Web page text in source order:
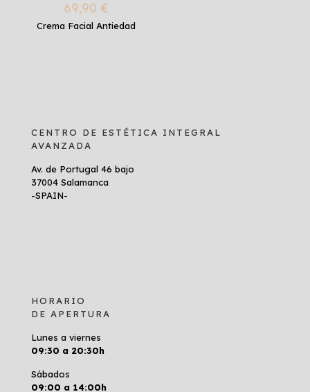
69,90€
Crema Facial Antiedad
CENTRO DE ESTÉTICA INTEGRAL
AVANZADA
Av. de Portugal 46 bajo
37004 Salamanca
-SPAIN-
HORARIO
DE APERTURA
Lunes a viernes
09:30 a 20:30h
Sábados
09:00 a 14:00h